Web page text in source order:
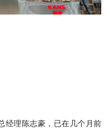
经理陈志豪，已在几个月前